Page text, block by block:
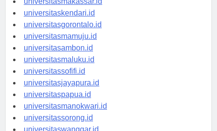
universitasmakassar.id
universitaskendari.id
universitasgorontalo.id
universitasmamuju.id
universitasambon.id
universitasmaluku.id
universitassofifi.id
universitasjayapura.id
universitaspapua.id
universitasmanokwari.id
universitassorong.id